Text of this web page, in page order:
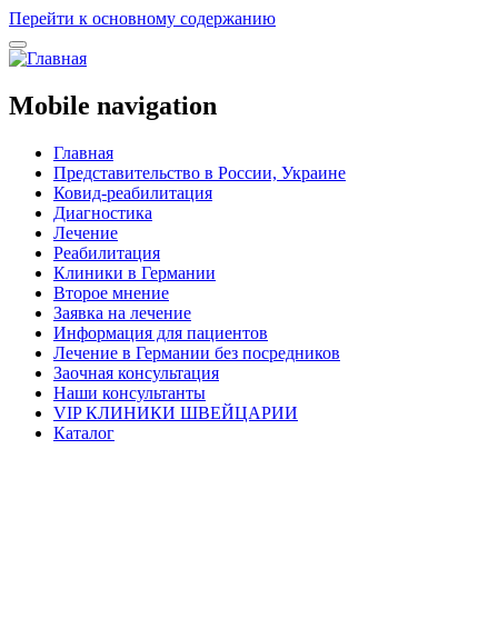
Перейти к основному содержанию
Mobile navigation
Главная
Представительство в России, Украине
Ковид-реабилитация
Диагностика
Лечение
Реабилитация
Клиники в Германии
Второе мнение
Заявка на лечение
Информация для пациентов
Лечение в Германии без посредников
Заочная консультация
Наши консультанты
VIP КЛИНИКИ ШВЕЙЦАРИИ
Каталог